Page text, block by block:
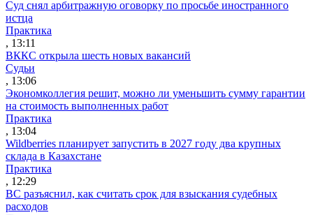
Суд снял арбитражную оговорку по просьбе иностранного
истца
Практика
, 13:11
ВККС открыла шесть новых вакансий
Судьи
, 13:06
Экономколлегия решит, можно ли уменьшить сумму гарантии
на стоимость выполненных работ
Практика
, 13:04
Wildberries планирует запустить в 2027 году два крупных
склада в Казахстане
Практика
, 12:29
ВС разъяснил, как считать срок для взыскания судебных
расходов